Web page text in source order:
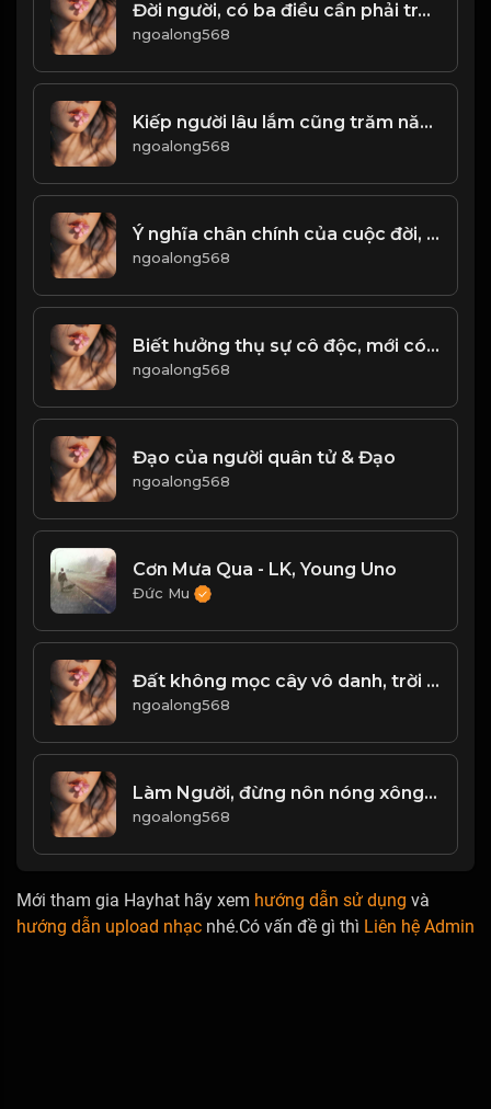
Đời người, có ba điều cần phải tránh xa! Đạo
ngoalong568
Kiếp người lâu lắm cũng trăm năm...! & Đạo
ngoalong568
Ý nghĩa chân chính của cuộc đời, không phải là sự phù phiếm bên ngoài. Mà chính là sự tự làm của tâm hồn! Đạo
ngoalong568
Biết hưởng thụ sự cô độc, mới có thể hiểu được nhân sinh! & Đạo
ngoalong568
Đạo của người quân tử & Đạo
ngoalong568
Cơn Mưa Qua - LK, Young Uno
Đức Mu
Đất không mọc cây vô danh, trời không sinh người vô dụng! Đạo
ngoalong568
Làm Người, đừng nôn nóng xông hơi! Đạo
ngoalong568
Mới tham gia Hayhat hãy xem hướng dẫn sử dụng và
hướng dẫn upload nhạc nhé.Có vấn đề gì thì Liên hệ Admin